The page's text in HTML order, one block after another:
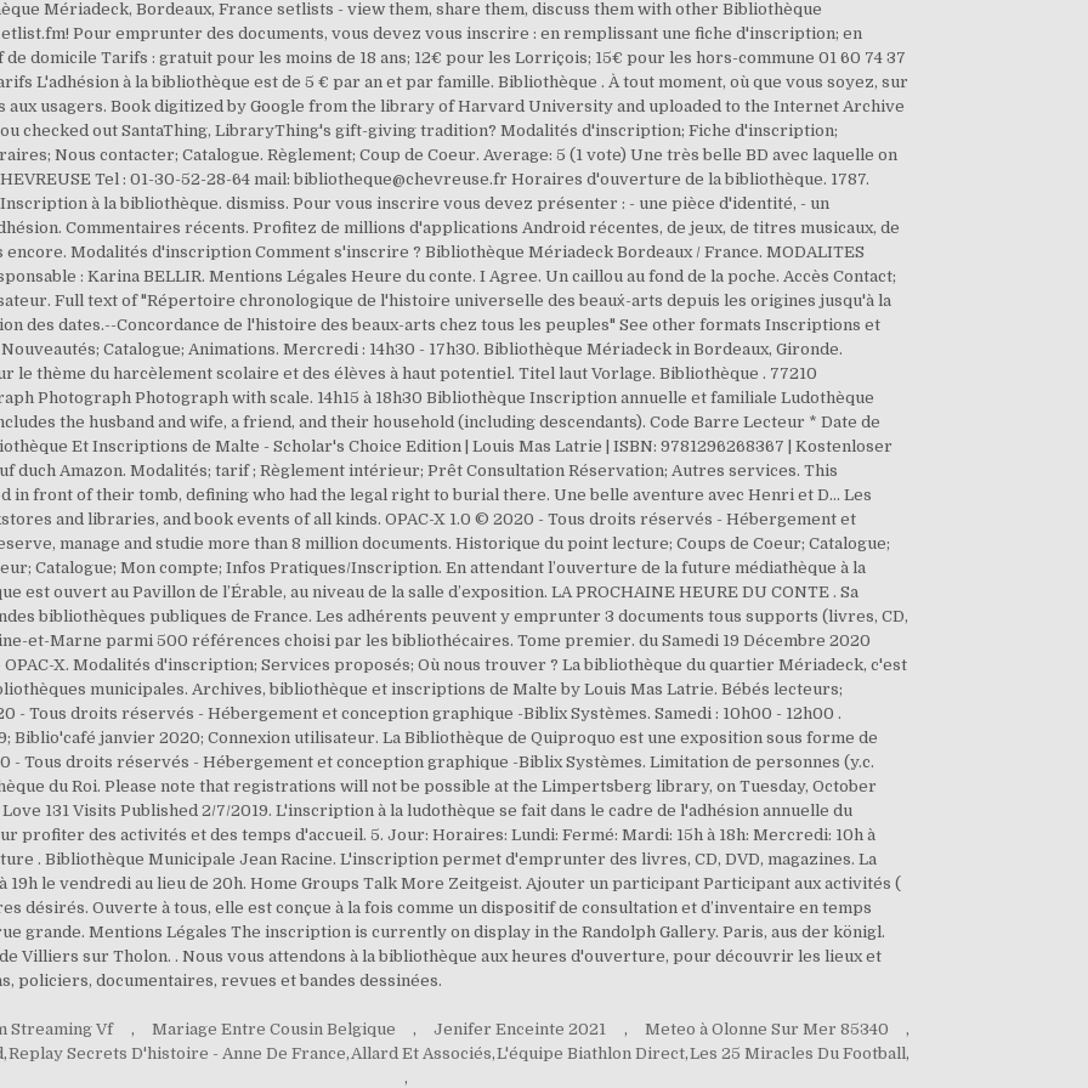
Mériadeck, Bordeaux, France setlists - view them, share them, discuss them with other Bibliothèque
Pour emprunter des documents, vous devez vous inscrire : en remplissant une fiche d'inscription; en
domicile Tarifs : gratuit pour les moins de 18 ans; 12€ pour les Lorriçois; 15€ pour les hors-commune 01 60 74 37
L'adhésion à la bibliothèque est de 5 € par an et par famille. Bibliothèque . À tout moment, où que vous soyez, sur
aux usagers. Book digitized by Google from the library of Harvard University and uploaded to the Internet Archive
checked out SantaThing, LibraryThing's gift-giving tradition? Modalités d'inscription; Fiche d'inscription;
Nous contacter; Catalogue. Règlement; Coup de Coeur. Average: 5 (1 vote) Une très belle BD avec laquelle on
Tel : 01-30-52-28-64 mail: bibliotheque@chevreuse.fr Horaires d'ouverture de la bibliothèque. 1787.
Inscription à la bibliothèque. dismiss. Pour vous inscrire vous devez présenter : - une pièce d'identité, - un
Commentaires récents. Profitez de millions d'applications Android récentes, de jeux, de titres musicaux, de
Modalités d'inscription Comment s'inscrire ? Bibliothèque Mériadeck Bordeaux / France. MODALITES
: Karina BELLIR. Mentions Légales Heure du conte. I Agree. Un caillou au fond de la poche. Accès Contact;
Full text of "Répertoire chronologique de l'histoire universelle des beaux́-arts depuis les origines jusqu'à la
des dates.--Concordance de l'histoire des beaux-arts chez tous les peuples" See other formats Inscriptions et
Catalogue; Animations. Mercredi : 14h30 - 17h30. Bibliothèque Mériadeck in Bordeaux, Gironde.
le thème du harcèlement scolaire et des élèves à haut potentiel. Titel laut Vorlage. Bibliothèque . 77210
Photograph Photograph with scale. 14h15 à 18h30 Bibliothèque Inscription annuelle et familiale Ludothèque
the husband and wife, a friend, and their household (including descendants). Code Barre Lecteur * Date de
Et Inscriptions de Malte - Scholar's Choice Edition | Louis Mas Latrie | ISBN: 9781296268367 | Kostenloser
duch Amazon. Modalités; tarif ; Règlement intérieur; Prêt Consultation Réservation; Autres services. This
front of their tomb, defining who had the legal right to burial there. Une belle aventure avec Henri et D... Les
and libraries, and book events of all kinds. OPAC-X 1.0 © 2020 - Tous droits réservés - Hébergement et
manage and studie more than 8 million documents. Historique du point lecture; Coups de Coeur; Catalogue;
Catalogue; Mon compte; Infos Pratiques/Inscription. En attendant l’ouverture de la future médiathèque à la
est ouvert au Pavillon de l’Érable, au niveau de la salle d’exposition. LA PROCHAINE HEURE DU CONTE . Sa
bibliothèques publiques de France. Les adhérents peuvent y emprunter 3 documents tous supports (livres, CD,
et-Marne parmi 500 références choisi par les bibliothécaires. Tome premier. du Samedi 19 Décembre 2020
X. Modalités d'inscription; Services proposés; Où nous trouver ? La bibliothèque du quartier Mériadeck, c'est
municipales. Archives, bibliothèque et inscriptions de Malte by Louis Mas Latrie. Bébés lecteurs;
- Tous droits réservés - Hébergement et conception graphique -Biblix Systèmes. Samedi : 10h00 - 12h00 .
Biblio'café janvier 2020; Connexion utilisateur. La Bibliothèque de Quiproquo est une exposition sous forme de
- Tous droits réservés - Hébergement et conception graphique -Biblix Systèmes. Limitation de personnes (y.c.
du Roi. Please note that registrations will not be possible at the Limpertsberg library, on Tuesday, October
131 Visits Published 2/7/2019. L'inscription à la ludothèque se fait dans le cadre de l'adhésion annuelle du
profiter des activités et des temps d'accueil. 5. Jour: Horaires: Lundi: Fermé: Mardi: 15h à 18h: Mercredi: 10h à
. Bibliothèque Municipale Jean Racine. L'inscription permet d'emprunter des livres, CD, DVD, magazines. La
le vendredi au lieu de 20h. Home Groups Talk More Zeitgeist. Ajouter un participant Participant aux activités (
désirés. Ouverte à tous, elle est conçue à la fois comme un dispositif de consultation et d’inventaire en temps
grande. Mentions Légales The inscription is currently on display in the Randolph Gallery. Paris, aus der königl.
Villiers sur Tholon. . Nous vous attendons à la bibliothèque aux heures d'ouverture, pour découvrir les lieux et
policiers, documentaires, revues et bandes dessinées.
Streaming Vf , Mariage Entre Cousin Belgique , Jenifer Enceinte 2021 , Meteo à Olonne Sur Mer 85340
,
,Replay Secrets D'histoire - Anne De France,Allard Et Associés,L'équipe Biathlon Direct,Les 25 Miracles Du Football,
,